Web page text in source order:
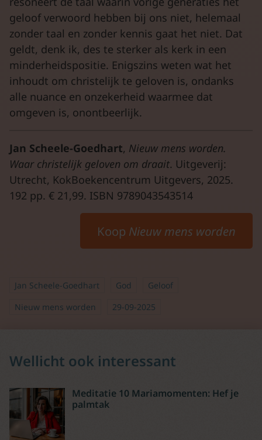
geloof verwoord hebben bij ons niet, helemaal
zonder taal en zonder kennis gaat het niet. Dat
geldt, denk ik, des te sterker als kerk in een
minderheidspositie. Enigszins weten wat het
inhoudt om christelijk te geloven is, ondanks
alle nuance en onzekerheid waarmee dat
omgeven is, onontbeerlijk.
Jan Scheele-Goedhart, Nieuw mens worden.
Waar christelijk geloven om draait. Uitgeverij:
Utrecht, KokBoekencentrum Uitgevers, 2025.
192 pp. € 21,99. ISBN 9789043543514
Koop Nieuw mens worden
Jan Scheele-Goedhart God
Geloof
Nieuw mens worden
29-09-2025
Wellicht ook interessant
Meditatie 10 Mariamomenten: Hef je
palmtak